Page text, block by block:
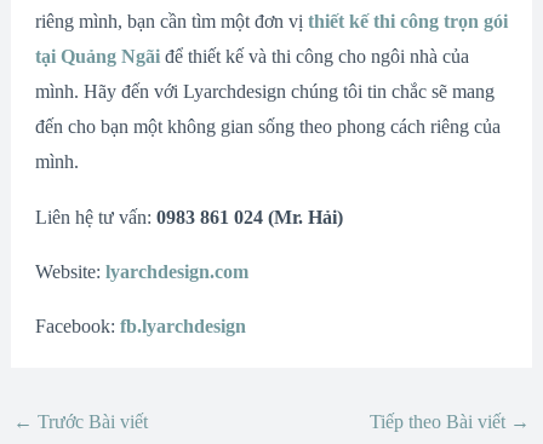
riêng mình, bạn cần tìm một đơn vị thiết kế thi công trọn gói
tại Quảng Ngãiđể thiết kế và thi công cho ngôi nhà của
mình. Hãy đến với Lyarchdesign chúng tôi tin chắc sẽ mang
đến cho bạn một không gian sống theo phong cách riêng của
mình.
Liên hệ tư vấn: 0983 861 024 (Mr. Hải)
Website: lyarchdesign.com
Facebook: fb.lyarchdesign
← Trước Bài viết Tiếp theo Bài viết →